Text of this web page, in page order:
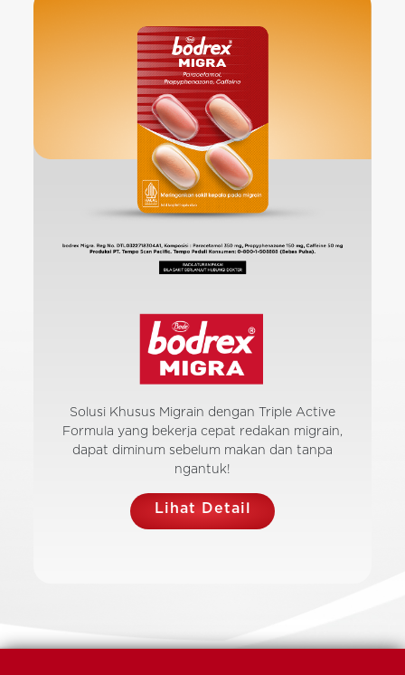
Solusi Khusus Migrain dengan Triple Active
Formula yang bekerja cepat redakan migrain,
dapat diminum sebelum makan dan tanpa
ngantuk!
Lihat Detail